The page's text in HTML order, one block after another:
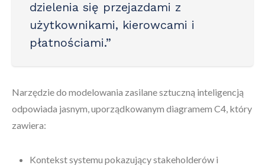
dzielenia się przejazdami z
użytkownikami, kierowcami i
płatnościami.”
Narzędzie do modelowania zasilane sztuczną inteligencją
odpowiada jasnym, uporządkowanym diagramem C4, który
zawiera:
Kontekst systemu pokazujący stakeholderów i